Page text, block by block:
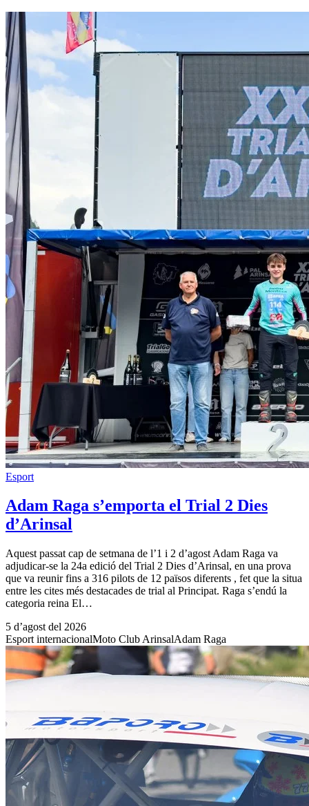
Esport
Adam Raga s’emporta el Trial 2 Dies
d’Arinsal
Aquest passat cap de setmana de l’1 i 2 d’agost Adam Raga va
adjudicar-se la 24a edició del Trial 2 Dies d’Arinsal, en una prova
que va reunir fins a 316 pilots de 12 països diferents , fet que la situa
entre les cites més destacades de trial al Principat. Raga s’endú la
categoria reina El…
5 d’agost del 2026
Esport internacionalMoto Club ArinsalAdam Raga